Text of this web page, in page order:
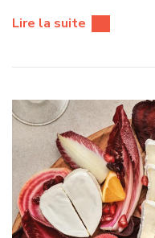
Lire la suite